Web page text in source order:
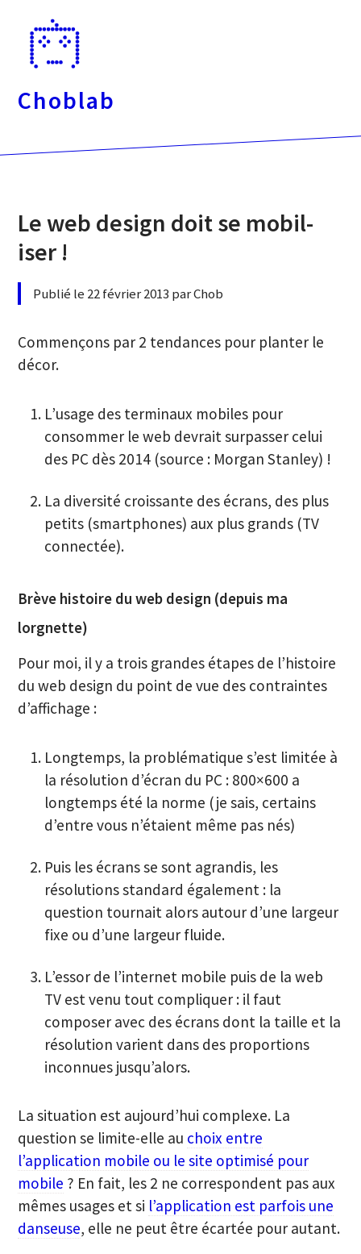
directement
Choblab
Le web design doit se mobil-
iser !
Publié le 22 février 2013 par Chob
Commençons par 2 tendances pour planter le
décor.
L’usage des terminaux mobiles pour
consommer le web devrait surpasser celui
des PC dès 2014 (source : Morgan Stanley) !
La diversité croissante des écrans, des plus
petits (smartphones) aux plus grands (TV
connectée).
Brève histoire du web design (depuis ma
lorgnette)
Pour moi, il y a trois grandes étapes de l’histoire
du web design du point de vue des contraintes
d’affichage :
Longtemps, la problématique s’est limitée à
la résolution d’écran du PC : 800×600 a
longtemps été la norme (je sais, certains
d’entre vous n’étaient même pas nés)
Puis les écrans se sont agrandis, les
résolutions standard également : la
question tournait alors autour d’une largeur
fixe ou d’une largeur fluide.
L’essor de l’internet mobile puis de la web
TV est venu tout compliquer : il faut
composer avec des écrans dont la taille et la
résolution varient dans des proportions
inconnues jusqu’alors.
La situation est aujourd’hui complexe. La
question se limite-elle au choix entre
l’application mobile ou le site optimisé pour
mobile ? En fait, les 2 ne correspondent pas aux
mêmes usages et si l’application est parfois une
danseuse, elle ne peut être écartée pour autant.